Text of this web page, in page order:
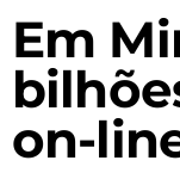
Em
on-